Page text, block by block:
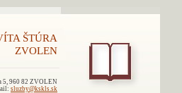
ŠTÚRA
ZVOLEN
5, 960 82 ZVOLEN
sluzby@kskls.sk